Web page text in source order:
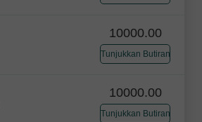
10000.00
Tunjukkan Butiran
10000.00
Tunjukkan Butiran